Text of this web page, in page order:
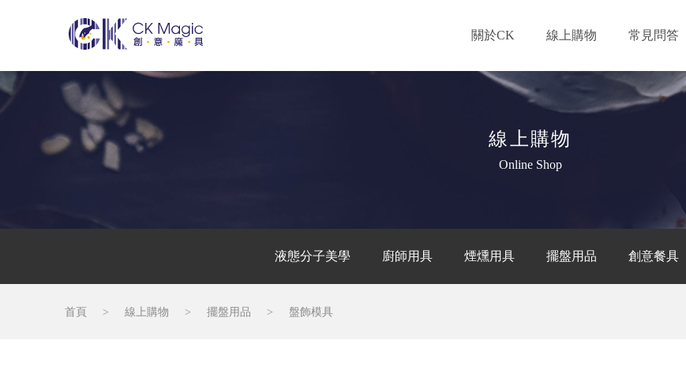
關於CK 線上購物 常見問答
線上購物
Online Shop
液態分子美學 廚師用具 煙燻用具 擺盤用品 創意餐具
首頁 > 線上購物 > 擺盤用品 > 盤飾模具